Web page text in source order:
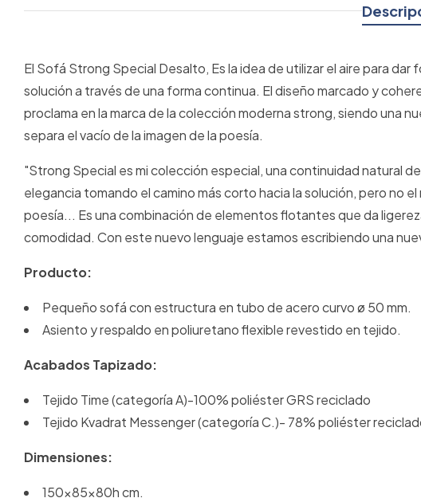
El Sofá Strong Special Desalto, Es la idea de utilizar el aire para
solución a través de una forma continua. El diseño marcado y
proclama en la marca de la colección moderna strong, siendo una
separa el vacío de la imagen de la poesía.
"Strong Special es mi colección especial, una continuidad natural
elegancia tomando el camino más corto hacia la solución, pero no
poesía... Es una combinación de elementos flotantes que da
comodidad. Con este nuevo lenguaje estamos escribiendo una
Producto:
Pequeño sofá con estructura en tubo de acero curvo ø 50 mm.
Asiento y respaldo en poliuretano flexible revestido en tejido.
Acabados Tapizado:
Tejido Time (categoría A)-100% poliéster GRS reciclado
Tejido Kvadrat Messenger (categoría C.)- 78% poliéster
Dimensiones:
150x85x80h cm.